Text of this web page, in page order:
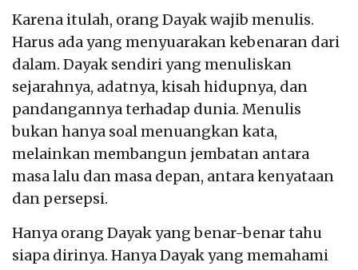
Karena itulah, orang Dayak wajib menulis.
Harus ada yang menyuarakan kebenaran dari
dalam. Dayak sendiri yang menuliskan
sejarahnya, adatnya, kisah hidupnya, dan
pandangannya terhadap dunia. Menulis
bukan hanya soal menuangkan kata,
melainkan membangun jembatan antara
masa lalu dan masa depan, antara kenyataan
dan persepsi.
Hanya orang Dayak yang benar-benar tahu
siapa dirinya. Hanya Dayak yang memahami